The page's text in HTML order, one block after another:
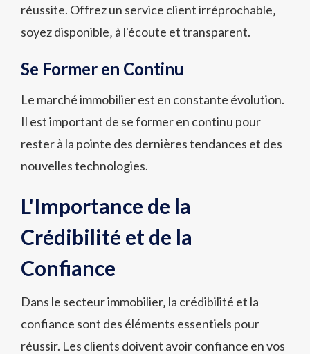
réussite. Offrez un service client irréprochable‚
soyez disponible‚ à l'écoute et transparent.
Se Former en Continu
Le marché immobilier est en constante évolution.
Il est important de se former en continu pour
rester à la pointe des dernières tendances et des
nouvelles technologies.
L'Importance de la
Crédibilité et de la
Confiance
Dans le secteur immobilier‚ la crédibilité et la
confiance sont des éléments essentiels pour
réussir. Les clients doivent avoir confiance en vos